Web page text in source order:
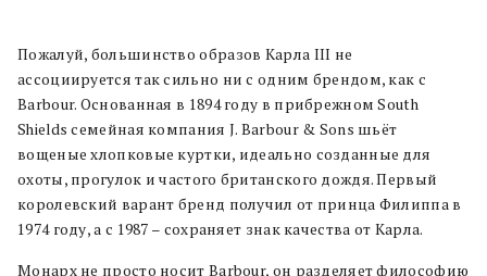
Пожалуй, большинство образов Карла III не
ассоциируется так сильно ни с одним брендом, как с
Barbour. Основанная в 1894 году в прибрежном South
Shields семейная компания J. Barbour & Sons шьёт
вощеные хлопковые куртки, идеально созданные для
охоты, прогулок и частого британского дождя. Первый
королевский варант бренд получил от принца Филиппа в
1974 году, а с 1987 – сохраняет знак качества от Карла.
Монарх не просто носит Barbour, он разделяет философию